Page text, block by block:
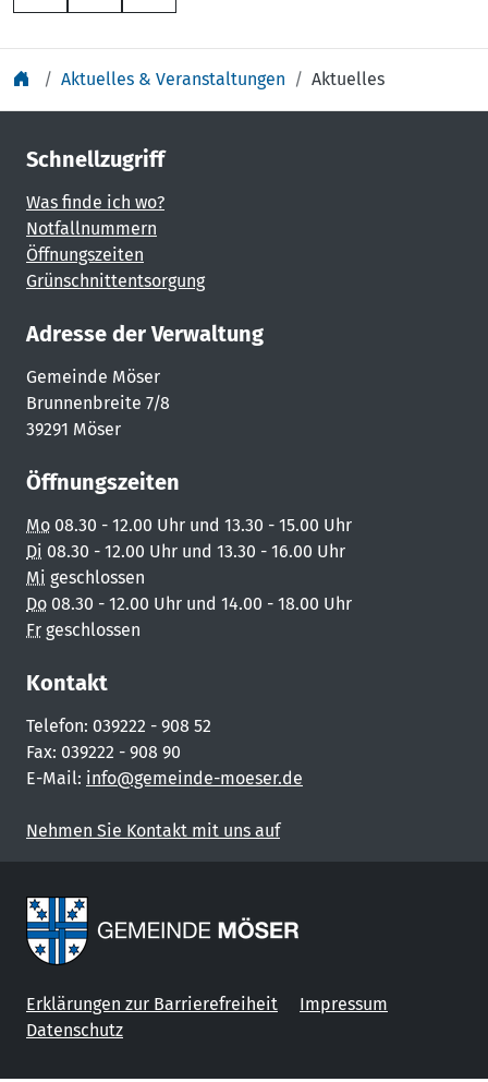
Aktuelles & Veranstaltungen Aktuelles
Schnellzugriff
Was finde ich wo?
Notfallnummern
Öffnungszeiten
Grünschnittentsorgung
Adresse der Verwaltung
Gemeinde Möser
Brunnenbreite 7/8
39291 Möser
Öffnungszeiten
Mo 08.30 - 12.00 Uhr und 13.30 - 15.00 Uhr
Di 08.30 - 12.00 Uhr und 13.30 - 16.00 Uhr
Mi geschlossen
Do 08.30 - 12.00 Uhr und 14.00 - 18.00 Uhr
Fr geschlossen
Kontakt
Telefon: 039222 - 908 52
Fax: 039222 - 908 90
E-Mail: info@gemeinde-moeser.de
Nehmen Sie Kontakt mit uns auf
Erklärungen zur Barrierefreiheit
Impressum
Datenschutz